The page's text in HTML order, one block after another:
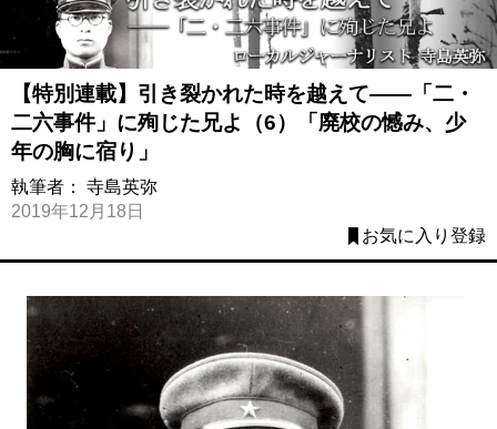
【特別連載】引き裂かれた時を越えて――「二・
二六事件」に殉じた兄よ（6）「廃校の憾み、少
年の胸に宿り」
執筆者： 寺島英弥
2019年12月18日
お気に入り登録